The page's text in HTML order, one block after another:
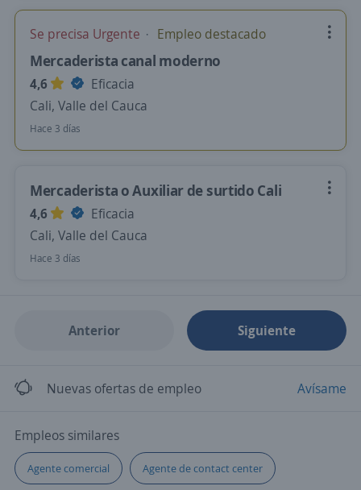
Se precisa Urgente Empleo destacado
Mercaderista canal moderno
4,6
Eficacia
Cali, Valle del Cauca
Hace 3 días
Mercaderista o Auxiliar de surtido Cali
4,6
Eficacia
Cali, Valle del Cauca
Hace 3 días
Anterior Siguiente
Nuevas ofertas de empleo Avísame
Empleos similares
Agente comercial Agente de contact center